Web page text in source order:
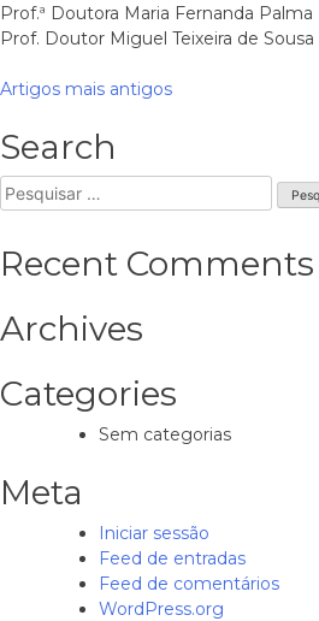
Prof.ª Doutora Maria Fernanda Palma
Prof. Doutor Miguel Teixeira de Sousa
Navegação
de
artigos
Artigos mais antigos
Search
Pesquisar
por:
Recent Comments
Archives
Categories
Sem categorias
Meta
Iniciar sessão
Feed de entradas
Feed de comentários
WordPress.org